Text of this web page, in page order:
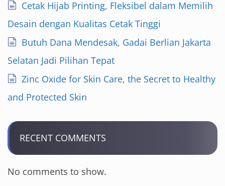
Cetak Hijab Printing, Fleksibel dalam Memilih
Desain dengan Kualitas Cetak Tinggi
Butuh Dana Mendesak, Gadai Berlian Jakarta
Selatan Jadi Pilihan Tepat
Zinc Oxide for Skin Care, the Secret to Healthy
and Protected Skin
RECENT COMMENTS
No comments to show.